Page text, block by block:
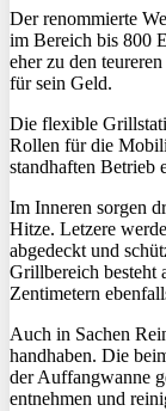
Der renommierte
im Bereich bis 800
eher zu den
für sein Geld.
Die flexible
Rollen für die
standhaften Betrieb
Im Inneren sorgen
Hitze. Letzere
abgedeckt und
Grillbereich besteht
Zentimetern
Auch in Sachen
handhaben. Die
der Auffangwanne
entnehmen und